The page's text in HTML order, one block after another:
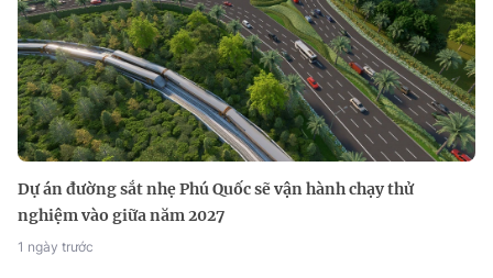
Dự án đường sắt nhẹ Phú Quốc sẽ vận hành chạy thử
nghiệm vào giữa năm 2027
1 ngày trước